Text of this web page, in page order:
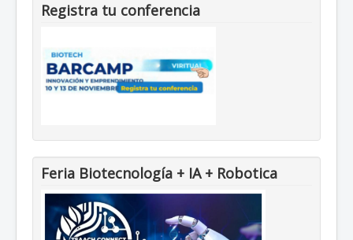
Registra tu conferencia
Feria Biotecnología + IA + Robotica